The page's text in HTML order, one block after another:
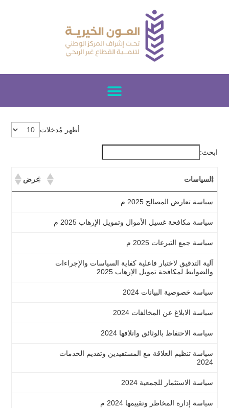
أظهر مُدخلات
ابحث:
السياسات عرض
سياسة تعارض المصالح 2025 م
سياسة مكافحة غسيل الأموال وتمويل الإرهاب 2025 م
سياسة جمع التبرعات 2025 م
آلية التدقيق لاختبار فاعلية كفاية السياسات والإجراءات
والضوابط لمكافحة تمويل الإرهاب 2025
سياسة خصوصية البيانات 2024
سياسة الابلاغ عن المخالفات 2024
سياسة الاحتفاظ بالوثائق واتلافها 2024
سياسة تنظيم العلاقة مع المستفيدين وتقديم الخدمات
2024
سياسة الاستثمار للجمعية 2024
سياسة إدارة المخاطر وتقييمها 2024 م